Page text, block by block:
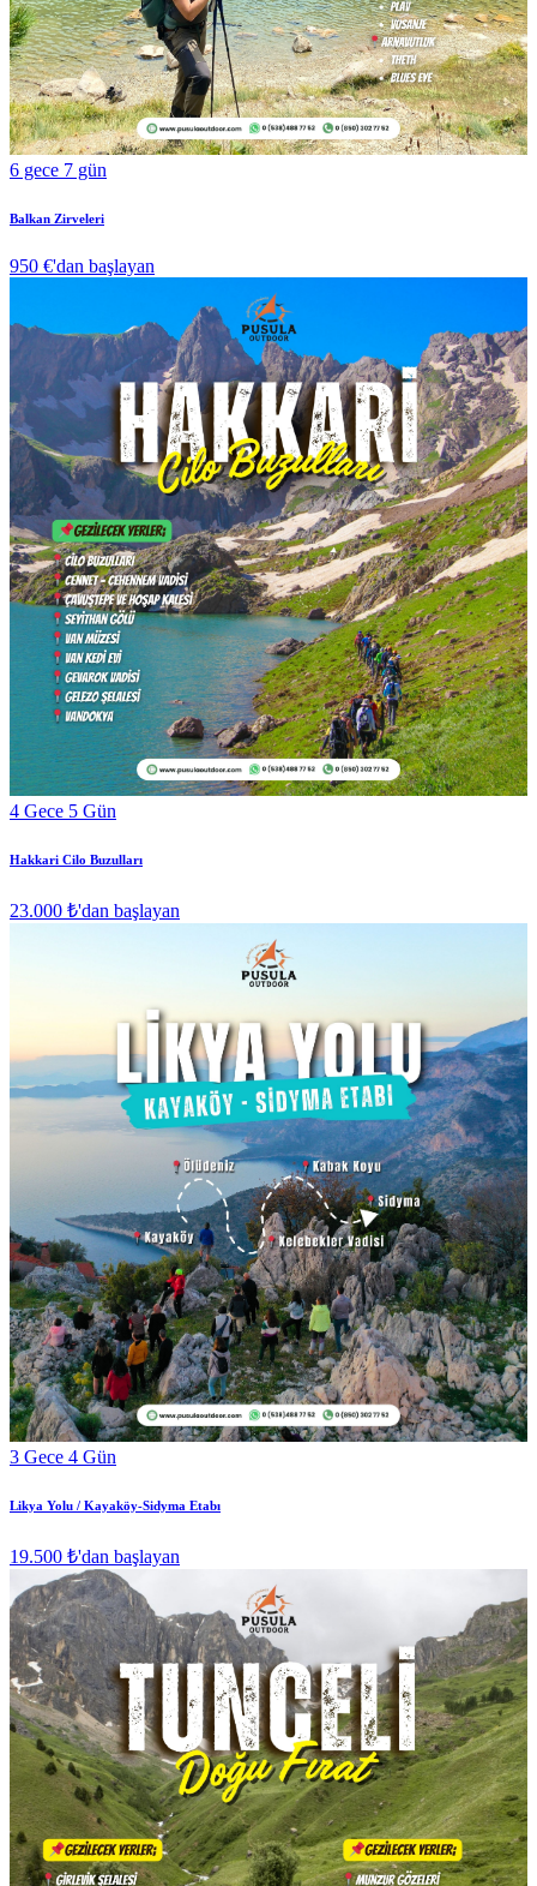
6 gece 7 gün
Balkan Zirveleri
950 €'dan başlayan
4 Gece 5 Gün
Hakkari Cilo Buzulları
23.000 ₺'dan başlayan
3 Gece 4 Gün
Likya Yolu / Kayaköy-Sidyma Etabı
19.500 ₺'dan başlayan